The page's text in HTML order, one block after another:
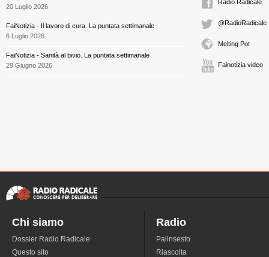
20 Luglio 2026
FaiNotizia - Il lavoro di cura. La puntata settimanale
6 Luglio 2026
FaiNotizia - Sanità al bivio. La puntata settimanale
29 Giugno 2026
Radio Radicale
@RadioRadicale
Melting Pot
Fainotizia video
Chi siamo
Dossier Radio Radicale
Questo sito
Radio
Palinsesto
Riascolta